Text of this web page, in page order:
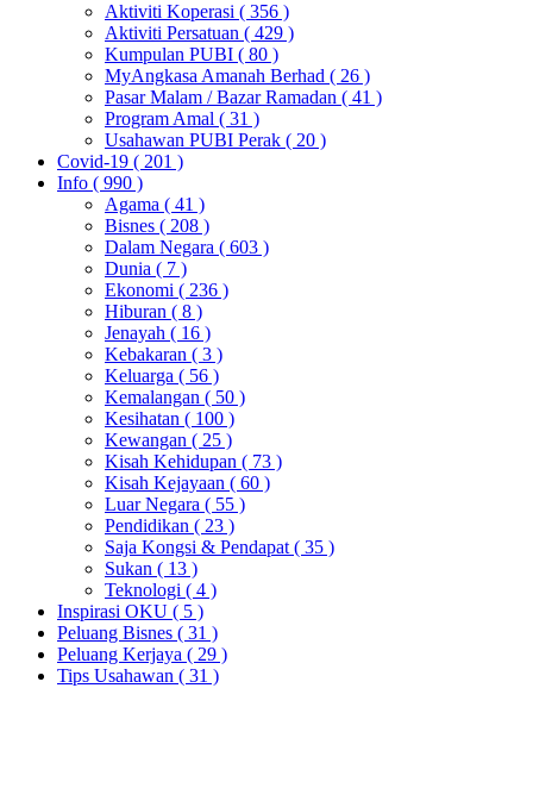
Aktiviti Koperasi ( 356 )
Aktiviti Persatuan ( 429 )
Kumpulan PUBI ( 80 )
MyAngkasa Amanah Berhad ( 26 )
Pasar Malam / Bazar Ramadan ( 41 )
Program Amal ( 31 )
Usahawan PUBI Perak ( 20 )
Covid-19 ( 201 )
Info ( 990 )
Agama ( 41 )
Bisnes ( 208 )
Dalam Negara ( 603 )
Dunia ( 7 )
Ekonomi ( 236 )
Hiburan ( 8 )
Jenayah ( 16 )
Kebakaran ( 3 )
Keluarga ( 56 )
Kemalangan ( 50 )
Kesihatan ( 100 )
Kewangan ( 25 )
Kisah Kehidupan ( 73 )
Kisah Kejayaan ( 60 )
Luar Negara ( 55 )
Pendidikan ( 23 )
Saja Kongsi & Pendapat ( 35 )
Sukan ( 13 )
Teknologi ( 4 )
Inspirasi OKU ( 5 )
Peluang Bisnes ( 31 )
Peluang Kerjaya ( 29 )
Tips Usahawan ( 31 )